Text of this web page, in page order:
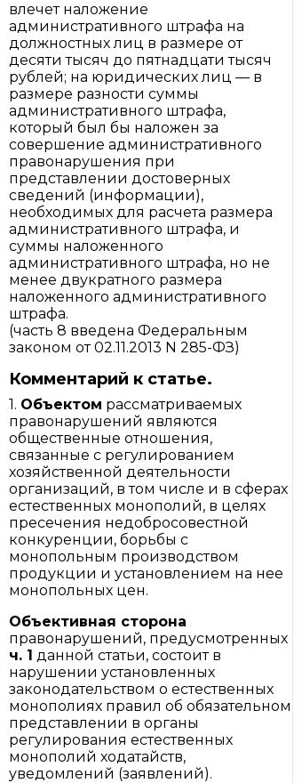
влечет наложение
административного штрафа на
должностных лиц в размере от
десяти тысяч до пятнадцати тысяч
рублей; на юридических лиц — в
размере разности суммы
административного штрафа,
который был бы наложен за
совершение административного
правонарушения при
представлении достоверных
сведений (информации),
необходимых для расчета размера
административного штрафа, и
суммы наложенного
административного штрафа, но не
менее двукратного размера
наложенного административного
штрафа.
(часть 8 введена Федеральным
законом от 02.11.2013 N 285-ФЗ)
Комментарий к статье.
1. Объектом рассматриваемых
правонарушений являются
общественные отношения,
связанные с регулированием
хозяйственной деятельности
организаций, в том числе и в сферах
естественных монополий, в целях
пресечения недобросовестной
конкуренции, борьбы с
монопольным производством
продукции и установлением на нее
монопольных цен.
Объективная сторона
правонарушений, предусмотренных
ч. 1 данной статьи, состоит в
нарушении установленных
законодательством о естественных
монополиях правил об обязательном
представлении в органы
регулирования естественных
монополий ходатайств,
уведомлений (заявлений).